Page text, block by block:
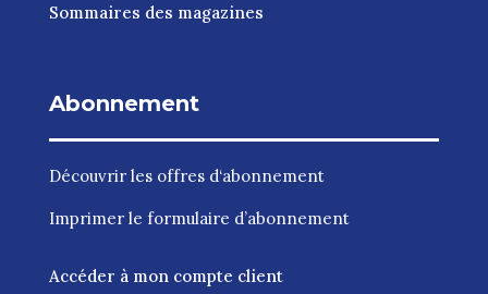
Sommaires des magazines
Abonnement
Découvrir les offres d‘abonnement
Imprimer le formulaire d’abonnement
Accéder à mon compte client